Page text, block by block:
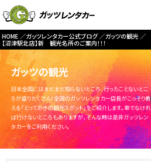
HOME ガッツレンタカー公式ブログ
ガッツの観光
【沼津駅北店】新 観光名所のご案内！！！
ガッツの観光
日本全国にはまだまだ知らないところ、行ったことないとこ
ろが盛りだくさん！全国のガッツレンタカー店長がこっそり教
える「とっておきの観光スポット」をご紹介します。車でなけれ
ば行けないところもありますが、そんな時は是非ガッツレン
タカーをご利用ください。